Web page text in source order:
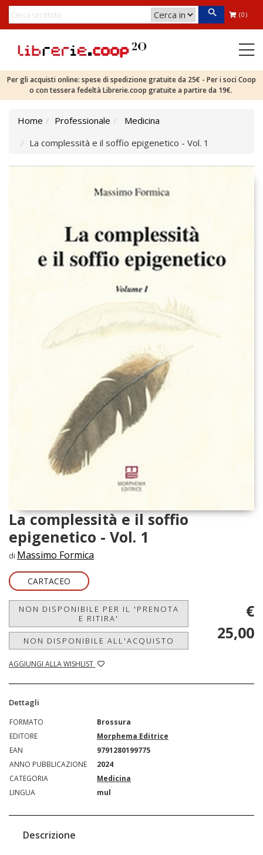
(0)
Per gli acquisti online: spese di spedizione gratuite da 25€ - Per i soci Coop
o con tessera fedeltà Librerie.coop gratuite a partire da 19€.
Home Professionale
Medicina
La complessità e il soffio epigenetico - Vol. 1
La complessità e il soffio
epigenetico - Vol. 1
di Massimo Formica
CARTACEO
NON DISPONIBILE PER IL 'PRENOTA
E RITIRA'
NON DISPONIBILE ALL'ACQUISTO
AGGIUNGI ALLA WISHLIST
€
25,00
Dettagli
FORMATO
Brossura
EDITORE
Morphema Editrice
EAN
9791280199775
ANNO PUBBLICAZIONE
2024
CATEGORIA
Medicina
LINGUA
mul
Descrizione